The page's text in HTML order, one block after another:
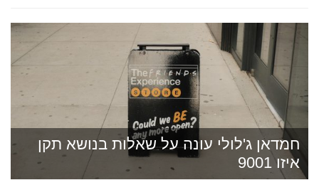
חמדאן ג'לולי עונה על שאלות בנושא תקן
איזו 9001